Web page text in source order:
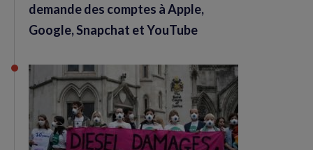
demande des comptes à Apple,
Google, Snapchat et YouTube